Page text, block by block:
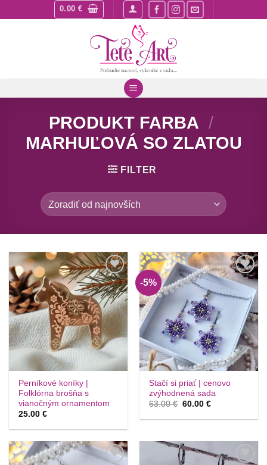
to
0.00 €
PRODUKT FARBA /
MARHUĽOVÁ SO ZLATOU
FILTER
Túto
krasotinku
si prosím
Perníkové koníky |
Folklórna brošňa s
vianočným ornamentom
25.00€
-5%
Túto
krasotinku
si prosím
Stačí si priať | cenovo
zvýhodnená sada
63.00€ Pôvodná
bola:
60.00€Aktuálna
je: